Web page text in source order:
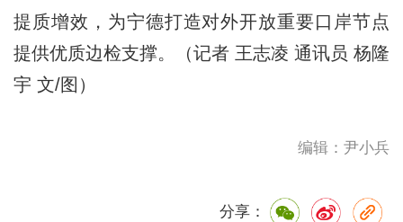
提质增效，为宁德打造对外开放重要口岸节点
提供优质边检支撑。（记者 王志凌 通讯员 杨隆
宇 文/图）
编辑：尹小兵
分享：